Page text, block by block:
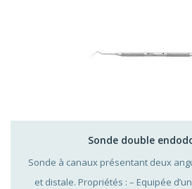
Sonde double
Sonde à canaux présentant deux
et distale. Propriétés : – Equipée